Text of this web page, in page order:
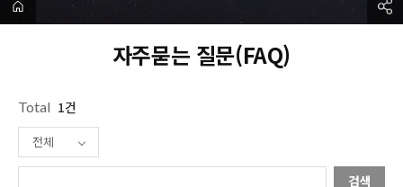
자주묻는 질문(FAQ)
Total 1건
전체
검색